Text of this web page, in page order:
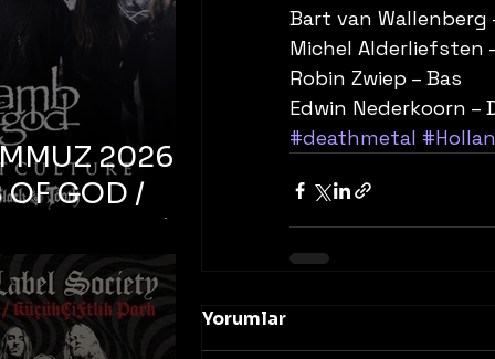
Bart van Wallenberg
Michel Alderliefsten
Robin Zwiep – Bas
Edwin Nederkoorn –
#deathmetal
Yorumlar
Uniq
2026 –
OF GOD /
CULTURE /
TOOTH –
Bonus